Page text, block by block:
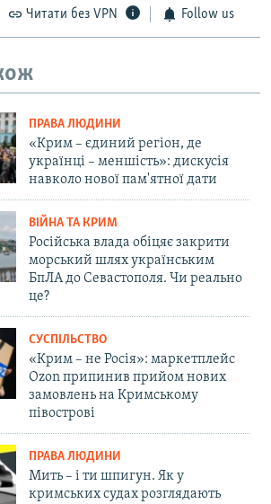
Читати без VPN Follow us
ПРАВА ЛЮДИНИ
«Крим – єдиний регіон, де
українці – меншість»: дискусія
навколо нової пам'ятної дати
ВІЙНА ТА КРИМ
Російська влада обіцяє закрити
морський шлях українським
БпЛА до Севастополя. Чи реально
це?
СУСПІЛЬСТВО
«Крим – не Росія»: маркетплейс
Ozon припинив прийом нових
замовлень на Кримському
півострові
ПРАВА ЛЮДИНИ
Мить – і ти шпигун. Як у
кримських судах розглядають